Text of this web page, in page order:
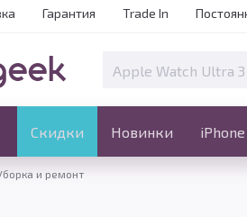
Гарантия Trade In
Скидки Новинки iPhone
Скидки Новинки
и ремонт